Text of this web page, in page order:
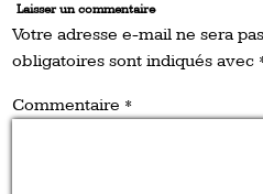
Laisser un commentaire
Votre adresse e-mail ne sera
obligatoires sont indiqués avec
Commentaire *